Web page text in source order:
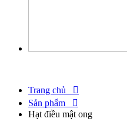
Trang chủ

Sản phẩm

Hạt điều mật ong